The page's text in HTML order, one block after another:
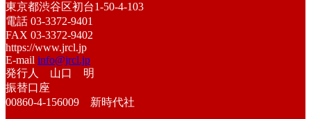
東京都渋谷区初台1-50-4-103
電話 03-3372-9401
FAX 03-3372-9402
https://www.jrcl.jp
E-mail info@jrcl.jp
発行人 山口 明
振替口座
00860-4-156009 新時代社